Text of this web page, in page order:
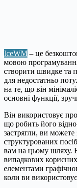
IceWM – це
мовою
створити швидке та
для недостатньо
на те, що він
основні функції,
Він використовує
що робить його
застрягли, ви
структурованих
вам на цьому шляху.
випадкових корисних
елементами
коли ви